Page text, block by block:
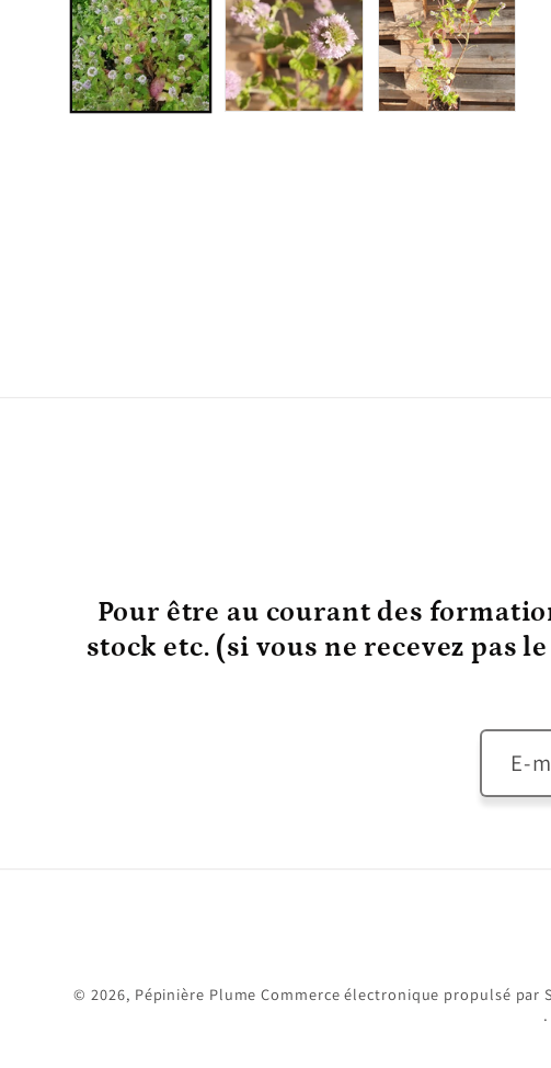
Pour être au courantdes
stock etc. (si vous ne recevez pas
E-
© 2026, Pépinière Plume Commerce électronique propulsé par